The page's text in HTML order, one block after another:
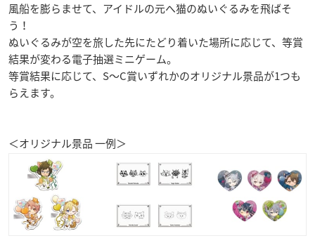
風船を膨らませて、アイドルの元へ猫のぬいぐるみを飛ばそ
う！
ぬいぐるみが空を旅した先にたどり着いた場所に応じて、等賞
結果が変わる電子抽選ミニゲーム。
等賞結果に応じて、S～C賞いずれかのオリジナル景品が1つも
らえます。
＜オリジナル景品 一例＞